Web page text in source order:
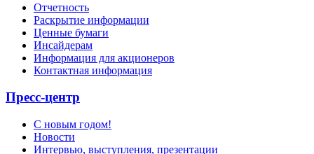
Отчетность
Раскрытие информации
Ценные бумаги
Инсайдерам
Информация для акционеров
Контактная информация
Пресс-центр
С новым годом!
Новости
Интервью, выступления, презентации